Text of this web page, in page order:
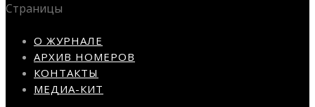
Страницы
О ЖУРНАЛЕ
АРХИВ НОМЕРОВ
КОНТАКТЫ
МЕДИА-КИТ